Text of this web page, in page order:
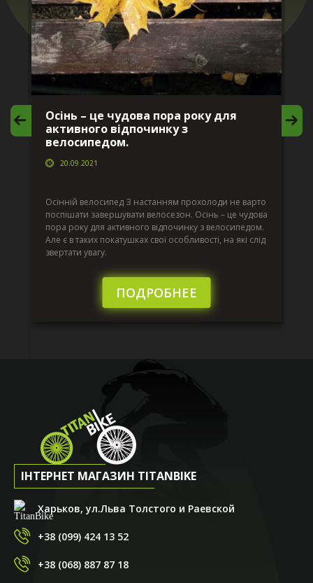
Осінь – це чудова пора року для
активного відпочинку з
велосипедом.
20.09.2021
Осінній велосипед З настанням прохолоди не варто
поспішати завершувати велосезон. Осінь – це чудова
пора року для активного відпочинку з велосипедом.
Але є в таких покатушках свої особливості, на які слід
звертати увагу.
ПОДРОБНЕЕ
ІНТЕРНЕТ МАГАЗИН TITANBIKE
Харьков, ул.Льва Толстого и Раевской
+38 (099) 424 13 52
+38 (068) 887 87 18